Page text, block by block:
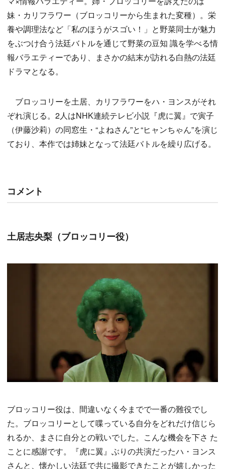
妹・カリフラワー（ブロッコリーから生まれた変種）。栄
養や調理法など「私のほうがスゴい！」と野菜同士が魅力
をぶつけ合う法廷バトルを通じて野菜の豆知 識を学べる情
報バラエティーであり、まさかの結末が訪れる白熱の法廷
ドラマとなる。
ブロッコリーを土居、カリフラワーをハ・ヨンスがそれ
ぞれ演じる。2人はNHK連続テレビ小説『虎に翼』で寅子
（伊藤沙莉）の同窓生・“よねさん”と“ヒャンちゃん”を演じ
ており、本作では姉妹となって法廷バトルを繰り広げる。
コメント
土居志央梨（ブロッコリー役）
ブロッコリー役は、間違いなく今までで一番の難役でし
た。ブロッコリーとして喋っている自分をどれだけ信じら
れるか、まさに自分との戦いでした。こんな機会を下さ た
ことに感謝です。『虎に翼』ぶりの共演だったハ・ヨンス
さんと、懐かしい法廷で共に撮影できたことが嬉しかった